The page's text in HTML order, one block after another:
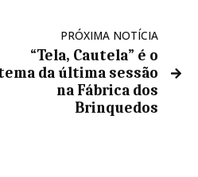
PRÓXIMA NOTÍCIA
“Tela, Cautela” é o
da última sessão
na Fábrica dos
Brinquedos